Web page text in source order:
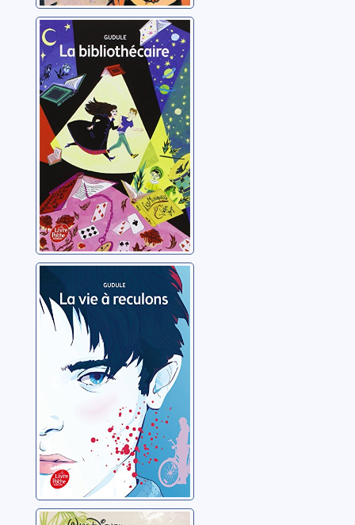
La bibliothécaire
Gudule
La vie à reculons
Gudule